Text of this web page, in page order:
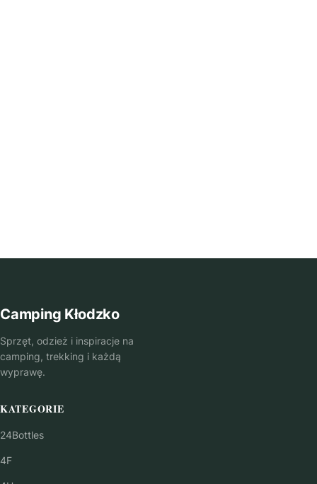
Camping Kłodzko
Sprzęt, odzież i inspiracje na
camping, trekking i każdą
wyprawę.
KATEGORIE
24Bottles
4F